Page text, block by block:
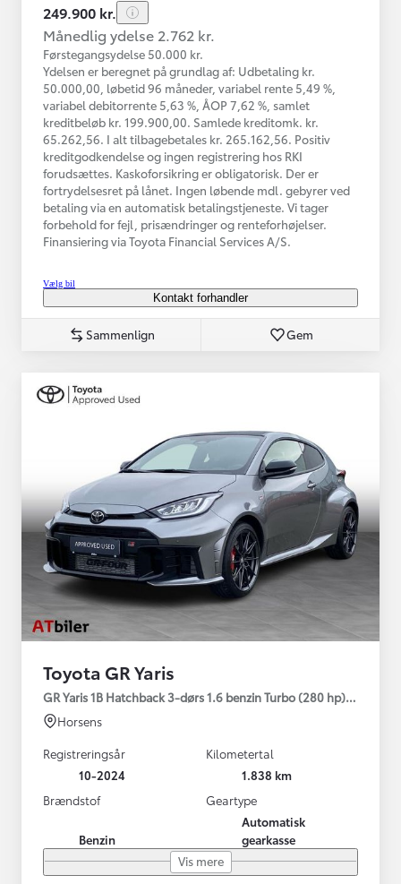
249.900 kr.
Månedlig ydelse 2.762 kr.
Førstegangsydelse 50.000 kr.
Ydelsen er beregnet på grundlag af: Udbetaling kr.
50.000,00, løbetid 96 måneder, variabel rente 5,49 %,
variabel debitorrente 5,63 %, ÅOP 7,62 %, samlet
kreditbeløb kr. 199.900,00. Samlede kreditomk. kr.
65.262,56. I alt tilbagebetales kr. 265.162,56. Positiv
kreditgodkendelse og ingen registrering hos RKI
forudsættes. Kaskoforsikring er obligatorisk. Der er
fortrydelsesret på lånet. Ingen løbende mdl. gebyrer ved
betaling via en automatisk betalingstjeneste. Vi tager
forbehold for fejl, prisændringer og renteforhøjelser.
Finansiering via Toyota Financial Services A/S.
Vælg bil
Kontakt forhandler
Sammenlign Gem
Toyota GR Yaris
GR Yaris 1B Hatchback 3-dørs 1.6 benzin Turbo (280 hp) Aut.
Horsens
Registreringsår
10-2024
Kilometertal
1.838 km
Brændstof
Benzin
Geartype
Automatisk
gearkasse
Vis mere